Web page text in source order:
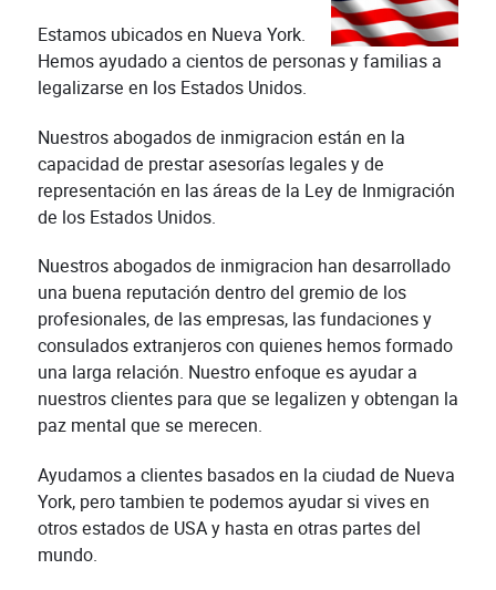
Estamos ubicados en Nueva York.
Hemos ayudado a cientos de personas y familias a
legalizarse en los Estados Unidos.
Nuestros abogados de inmigracion están en la
capacidad de prestar asesorías legales y de
representación en las áreas de la Ley de Inmigración
de los Estados Unidos.
Nuestros abogados de inmigracion han desarrollado
una buena reputación dentro del gremio de los
profesionales, de las empresas, las fundaciones y
consulados extranjeros con quienes hemos formado
una larga relación. Nuestro enfoque es ayudar a
nuestros clientes para que se legalizen y obtengan la
paz mental que se merecen.
Ayudamos a clientes basados en la ciudad de Nueva
York, pero tambien te podemos ayudar si vives en
otros estados de USA y hasta en otras partes del
mundo.